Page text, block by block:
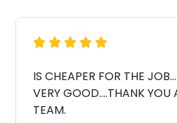
IS CHEAPER FOR THE
VERY GOOD....THANK YOU
TEAM.